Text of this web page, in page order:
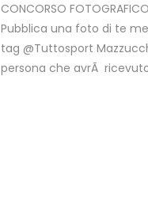
CONCORSO
Pubblica una foto di te
tag @Tuttosport
persona che avrÃ